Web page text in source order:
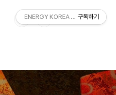
ENERGY KOREA With DAESUNG
구독하기